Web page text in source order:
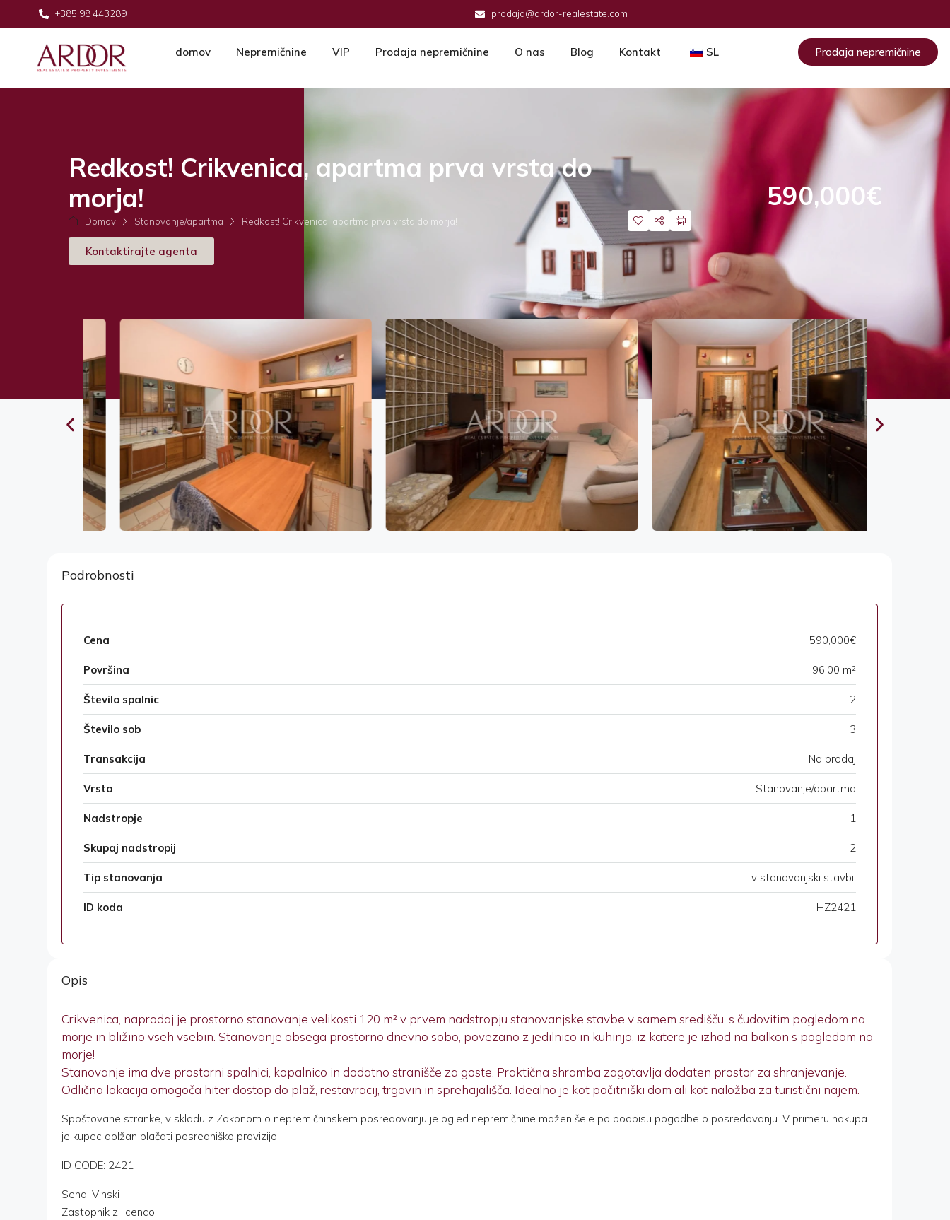
+385 98 443289 prodaja@ardor-realestate.com
domov Nepremičnine VIP Prodaja nepremičnine O nas Blog Kontakt SL Prodaja nepremičnine
Redkost! Crikvenica, apartma prva vrsta do
morja!
Domov Stanovanje/apartma Redkost! Crikvenica, apartma prva vrsta do morja!
Kontaktirajte agenta
590,000€
Podrobnosti
Cena 590,000€
Površina 96,00 m²
Število spalnic 2
Število sob 3
Transakcija Na prodaj
Vrsta Stanovanje/apartma
Nadstropje 1
Skupaj nadstropij 2
Tip stanovanja v stanovanjski stavbi,
ID koda HZ2421
Opis
Crikvenica, naprodaj je prostorno stanovanje velikosti 120 m² v prvem nadstropju stanovanjske stavbe v samem središču, s čudovitim pogledom na
morje in bližino vseh vsebin. Stanovanje obsega prostorno dnevno sobo, povezano z jedilnico in kuhinjo, iz katere je izhod na balkon s pogledom na
morje!
Stanovanje ima dve prostorni spalnici, kopalnico in dodatno stranišče za goste. Praktična shramba zagotavlja dodaten prostor za shranjevanje.
Odlična lokacija omogoča hiter dostop do plaž, restavracij, trgovin in sprehajališča. Idealno je kot počitniški dom ali kot naložba za turistični najem.
Spoštovane stranke, v skladu z Zakonom o nepremičninskem posredovanju je ogled nepremičnine možen šele po podpisu pogodbe o posredovanju. V primeru nakupa
je kupec dolžan plačati posredniško provizijo.
ID CODE: 2421
Sendi Vinski
Zastopnik z licenco